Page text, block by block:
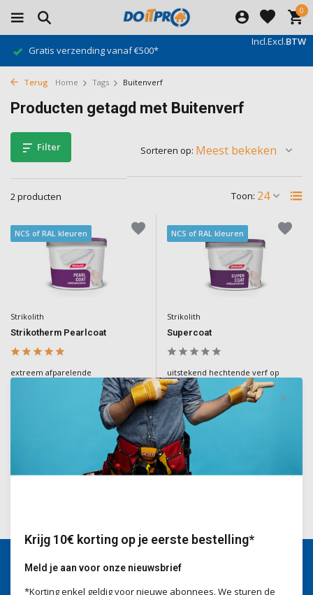
0
Incl.Excl.BTW
Gratis verzending vanaf €500*
Terug Home Tags Buitenverf
Producten getagd met Buitenverf
Filter
2 producten Toon:
Sorteren op:
NCS of RAL kleuren
Strikolith
Strikotherm Pearlcoat
extreem afparelende
hoogwaardige siliconen verf voor
afwerking van buitengevels
NCS of RAL kleuren
Strikolith
Supercoat
uitstekend hechtende verf op
acrylaatbasis voor buiten en binnen
Deliverytime
€159,00
Incl. BTW
Wij helpen je graag
Krijg 10€ korting op je eerste bestelling*
Meld je aan voor onze nieuwsbrief
*Korting enkel geldig voor nieuwe abonnees. We sturen de